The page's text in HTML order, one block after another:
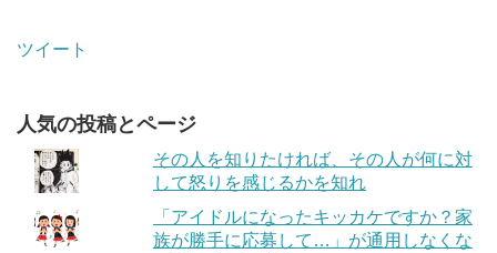
ツイート
人気の投稿とページ
その人を知りたければ、その人が何に対
して怒りを感じるかを知れ
「アイドルになったキッカケですか？家
族が勝手に応募して…」が通用しなくな